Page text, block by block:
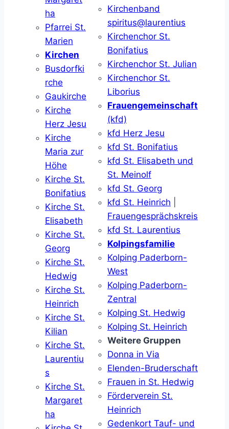
ha
Pfarrei St.
Marien
Kirchen
Busdorfki
rche
Gaukirche
Kirche
Herz Jesu
Kirche
Maria zur
Höhe
Kirche St.
Bonifatius
Kirche St.
Elisabeth
Kirche St.
Georg
Kirche St.
Hedwig
Kirche St.
Heinrich
Kirche St.
Kilian
Kirche St.
Laurentiu
s
Kirche St.
Margaret
ha
Kirchenband
spiritus@laurentius
Kirchenchor St.
Bonifatius
Kirchenchor St. Julian
Kirchenchor St.
Liborius
Frauengemeinschaft
(kfd)
kfd Herz Jesu
kfd St. Bonifatius
kfd St. Elisabeth und
St. Meinolf
kfd St. Georg
kfd St. Heinrich
Frauengesprächskreis
kfd St. Laurentius
Kolpingsfamilie
Kolping Paderborn-
West
Kolping Paderborn-
Zentral
Kolping St. Hedwig
Kolping St. Heinrich
Weitere Gruppen
Donna in Via
Elenden-Bruderschaft
Frauen in St. Hedwig
Förderverein St.
Heinrich
Gedenkort Tauf- und